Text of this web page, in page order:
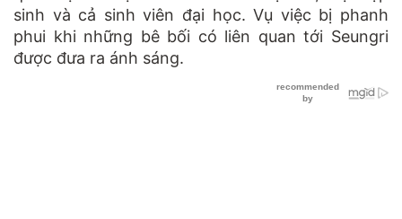
sinh và cả sinh viên đại học. Vụ việc bị phanh
phui khi những bê bối có liên quan tới Seungri
được đưa ra ánh sáng.